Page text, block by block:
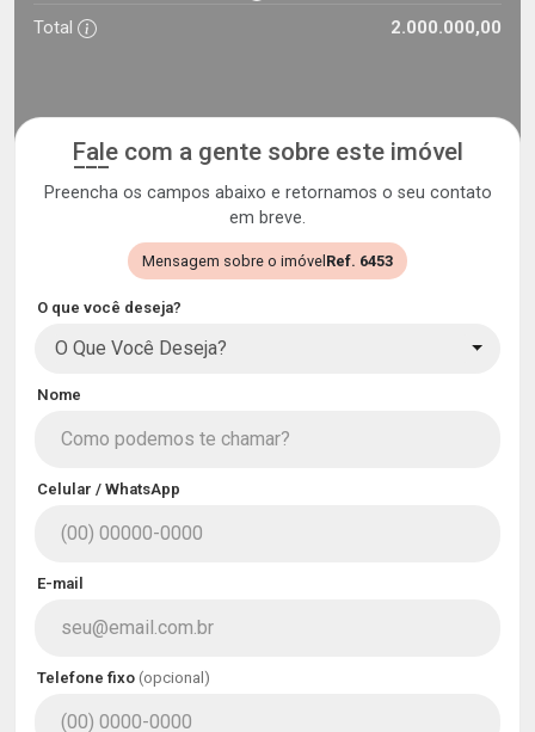
Total
2.000.000,00
Fale com a gente sobre este imóvel
Preencha os campos abaixo e retornamos o seu contato
em breve.
Mensagem sobre o imóvel Ref. 6453
O que você deseja?
O Que Você Deseja?
Nome
Celular / WhatsApp
E-mail
Telefone fixo (opcional)